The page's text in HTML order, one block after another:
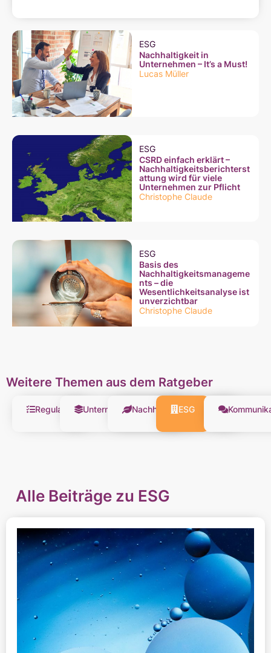
ESG
Nachhaltigkeit in
Unternehmen – It’s a Must!
Lucas Müller
ESG
CSRD einfach erklärt –
Nachhaltigkeitsberichterst
attung wird für viele
Unternehmen zur Pflicht
Christophe Claude
ESG
Basis des
Nachhaltigkeitsmanageme
nts – die
Wesentlichkeitsanalyse ist
unverzichtbar
Christophe Claude
Weitere Themen aus dem Ratgeber
Regularien UnternehmensführungNachhaltigkeitsstrategie
ESG
Alle Beiträge zu ESG